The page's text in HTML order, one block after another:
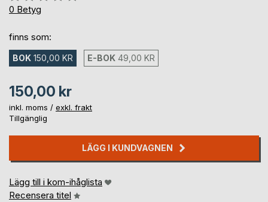
0%
0 Betyg
finns som:
BOK 150,00 KR E-BOK 49,00 KR
150,00 kr
inkl. moms / exkl. frakt
Tillgänglig
LÄGG I KUNDVAGNEN
Lägg till i kom-ihåglista
Recensera titel